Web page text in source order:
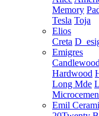
Memory
Tesla Toja
Elios
Creta
Emigres
Candlewood
Hardwood
Long Mde
Emil